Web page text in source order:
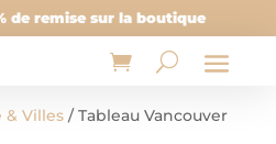
de remise sur la boutique
& Villes / Tableau Vancouver